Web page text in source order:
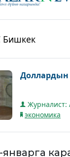
Бишкек
Доллардын
экономика
январга